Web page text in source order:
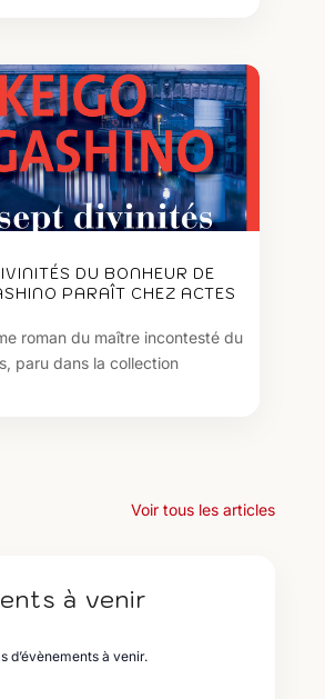
DU BONHEUR DE
PARAÎT CHEZ ACTES
roman du maître incontesté du
paru dans la collection
Voir tous les articles
à venir
d’évènements à venir.